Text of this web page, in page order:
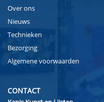
Over ons
Nieuws
Technieken
Bezorging
Algemene voorwaarden
CONTACT